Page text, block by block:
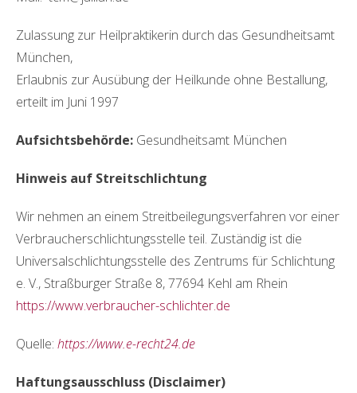
Zulassung zur Heilpraktikerin durch das Gesundheitsamt
München,
Erlaubnis zur Ausübung der Heilkunde ohne Bestallung,
erteilt im Juni 1997
Aufsichtsbehörde: Gesundheitsamt München
Hinweis auf Streitschlichtung
Wir nehmen an einem Streitbeilegungsverfahren vor einer
Verbraucherschlichtungsstelle teil. Zuständig ist die
Universalschlichtungsstelle des Zentrums für Schlichtung
e. V., Straßburger Straße 8, 77694 Kehl am Rhein
https://www.verbraucher-schlichter.de
Quelle: https://www.e-recht24.de
Haftungsausschluss (Disclaimer)